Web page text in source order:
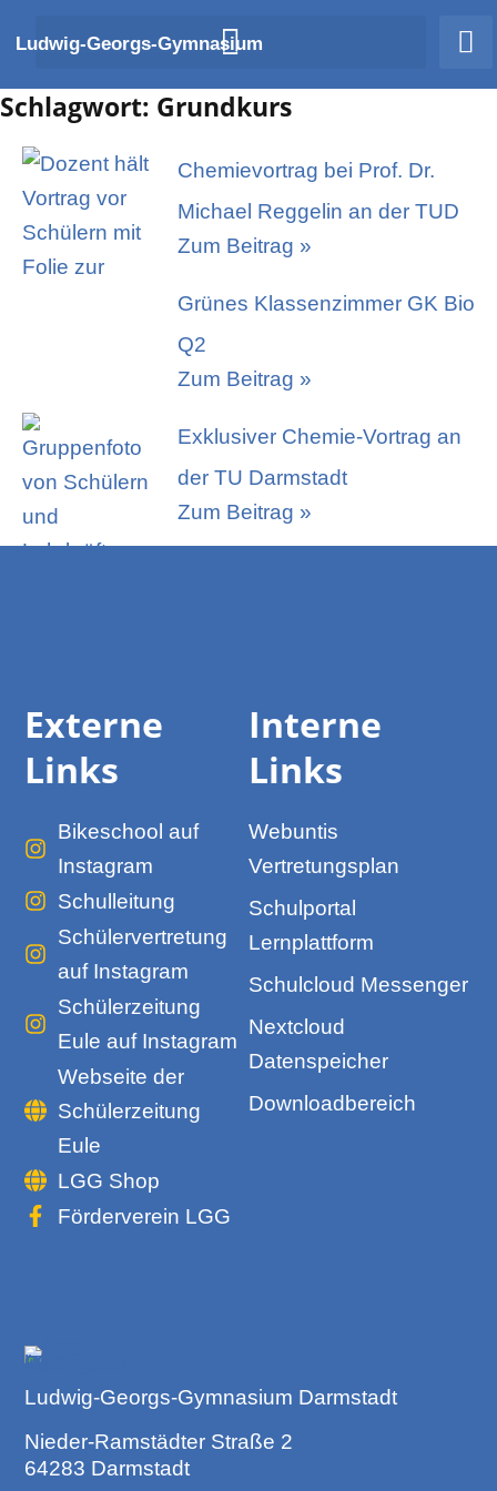
Inhalt
springen
Ludwig-Georgs-Gymnasium
Schlagwort: Grundkurs
Chemievortrag bei Prof. Dr.
Michael Reggelin an der TUD
Zum Beitrag »
Grünes Klassenzimmer GK Bio
Q2
Zum Beitrag »
Exklusiver Chemie-Vortrag an
der TU Darmstadt
Zum Beitrag »
Ludwig-Georgs-Gymnasium Darmstadt
Nieder-Ramstädter Straße 2
64283 Darmstadt
Interne
Links
Webuntis
Vertretungsplan
Schulportal
Lernplattform
Schulcloud Messenger
Nextcloud
Datenspeicher
Downloadbereich
Externe
Links
Bikeschool auf
Instagram
Schulleitung
Schülervertretung
auf Instagram
Schülerzeitung
Eule auf Instagram
Webseite der
Schülerzeitung
Eule
LGG Shop
Förderverein LGG